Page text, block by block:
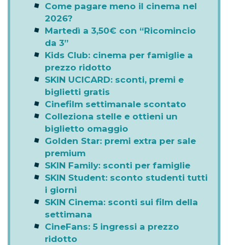
Come pagare meno il cinema nel
2026?
Martedì a 3,50€ con “Ricomincio
da 3”
Kids Club: cinema per famiglie a
prezzo ridotto
SKIN UCICARD: sconti, premi e
biglietti gratis
Cinefilm settimanale scontato
Colleziona stelle e ottieni un
biglietto omaggio
Golden Star: premi extra per sale
premium
SKIN Family: sconti per famiglie
SKIN Student: sconto studenti tutti
i giorni
SKIN Cinema: sconti sui film della
settimana
CineFans: 5 ingressi a prezzo
ridotto